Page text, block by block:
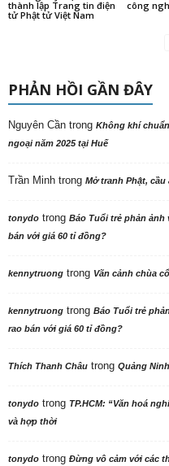
thành lập Trang tin điện
tử Phật tử Việt Nam
công
PHẢN HỒI GẦN ĐÂY
Nguyên Cần trong Không khí
ngoại năm 2025 tại Huế
Trần Minh trong Mở tranh Phật, cầu
tonydo trong Báo Tuổi trẻ phản ảnh
bán với giá 60 tỉ đồng?
kennytruong trong Vãn cảnh chùa
kennytruong trong Báo Tuổi trẻ
rao bán với giá 60 tỉ đồng?
Thích Thanh Châu trong Quảng
tonydo trong TP.HCM: “Văn hoá
và hợp thời
tonydo trong Đừng vô cảm với các